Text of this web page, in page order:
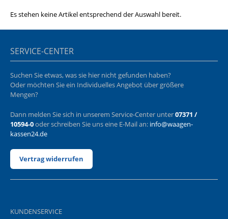
Es stehen keine Artikel entsprechend der Auswahl bereit.
SERVICE-CENTER
Suchen Sie etwas, was sie hier nicht gefunden haben?
Oder möchten Sie ein Individuelles Angebot über größere
Mengen?
Dann melden Sie sich in unserem Service-Center unter07371 /
10594-0oder schreiben Sie uns eine E-Mail an: info@waagen-
kassen24.de
Vertrag widerrufen
KUNDENSERVICE